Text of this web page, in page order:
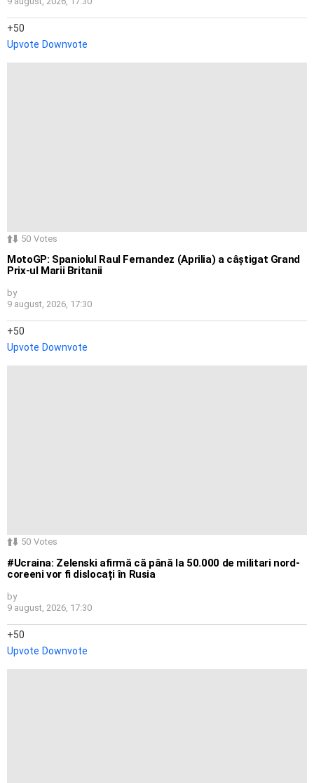
50
Upvote Downvote
50 Votes
MotoGP: Spaniolul Raul Fernandez (Aprilia) a câștigat Grand
Prix-ul Marii Britanii
by
9 august, 2026, 17:30
50
Upvote Downvote
50 Votes
#Ucraina: Zelenski afirmă că până la 50.000 de militari nord-
coreeni vor fi dislocați în Rusia
by
9 august, 2026, 17:30
50
Upvote Downvote